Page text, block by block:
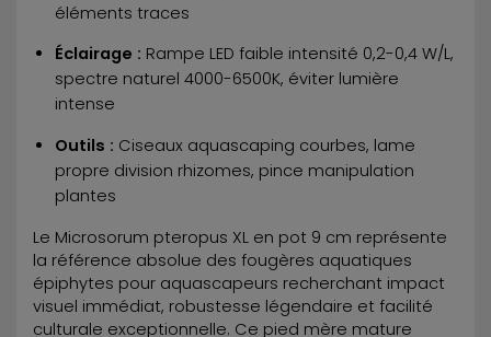
éléments traces
Éclairage : Rampe LED faible intensité 0,2-0,4 W/L,
spectre naturel 4000-6500K, éviter lumière
intense
Outils : Ciseaux aquascaping courbes, lame
propre division rhizomes, pince manipulation
plantes
Le Microsorum pteropus XL en pot 9 cm représente
la référence absolue des fougères aquatiques
épiphytes pour aquascapeurs recherchant impact
visuel immédiat, robustesse légendaire et facilité
culturale exceptionnelle. Ce pied mère mature